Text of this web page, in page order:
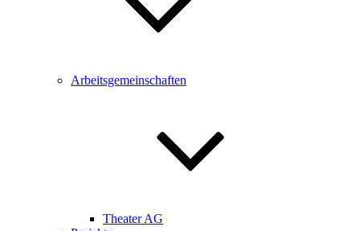
Arbeitsgemeinschaften
Theater AG